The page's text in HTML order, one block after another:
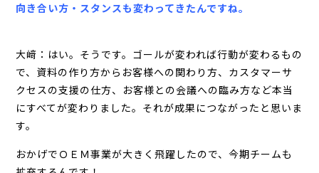
向き合い方・スタンスも変わってきたんですね。
大﨑：はい。そうです。ゴールが変われば行動が変わるもの
で、資料の作り方からお客様への関わり方、カスタマーサ
クセスの支援の仕方、お客様との会議への臨み方など本当
にすべてが変わりました。それが成果につながったと思いま
す。
おかげでＯＥＭ事業が大きく飛躍したので、今期チームも